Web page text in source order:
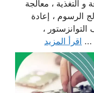
التغذية ، معالجة
الرسوم ، إعادة
،
... اقرأ المزيد